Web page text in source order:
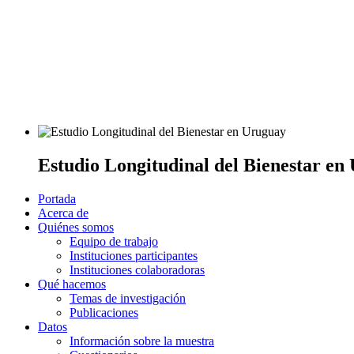
Estudio Longitudinal del Bienestar en
Portada
Acerca de
Quiénes somos
Equipo de trabajo
Instituciones participantes
Instituciones colaboradoras
Qué hacemos
Temas de investigación
Publicaciones
Datos
Información sobre la muestra